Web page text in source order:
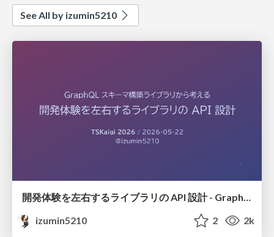
See All by izumin5210
開発体験を左右するライブラリの API 設計 - GraphQL スキーマ構築ライブラリから考える #tskaigi
izumin5210
2 2k